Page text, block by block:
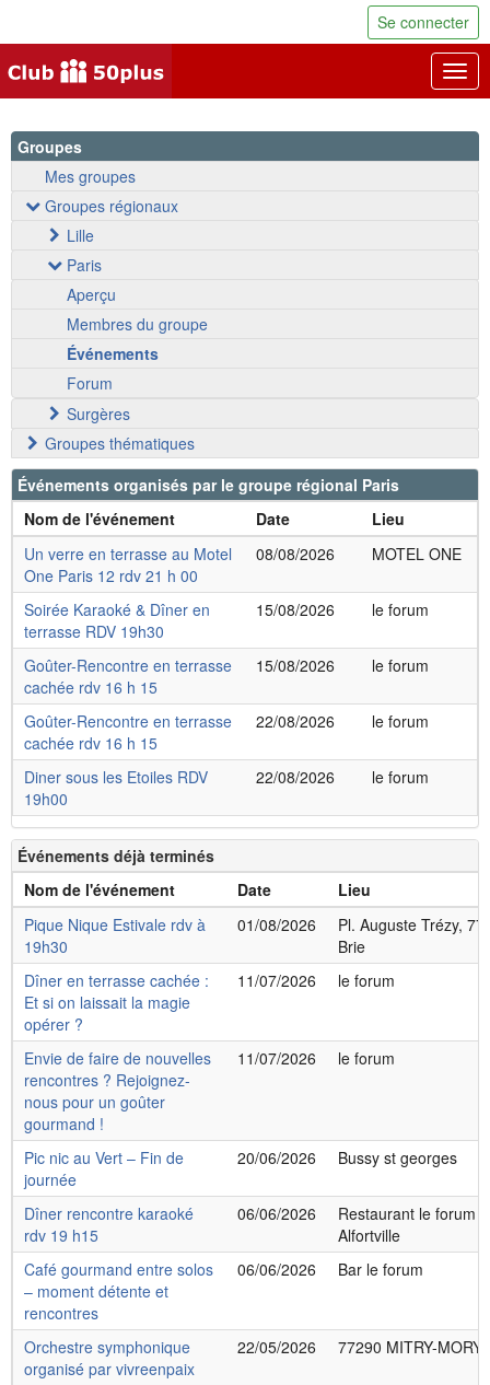
Se connecter
Groupes
Mes groupes
Groupes régionaux
Lille
Paris
Aperçu
Membres du groupe
Événements
Forum
Surgères
Groupes thématiques
Événements organisés par le groupe régional Paris
Nom de l'événement
Date
Lieu
Un verre en terrasse au Motel
One Paris 12 rdv 21 h 00
08/08/2026 MOTEL ONE
Soirée Karaoké & Dîner en
terrasse RDV 19h30
15/08/2026 le forum
Goûter-Rencontre en terrasse
cachée rdv 16 h 15
15/08/2026 le forum
Goûter-Rencontre en terrasse
cachée rdv 16 h 15
22/08/2026 le forum
Diner sous les Etoiles RDV
19h00
22/08/2026 le forum
Événements déjà terminés
Nom de l'événement
Date
Lieu
Pique Nique Estivale rdv à
19h30
01/08/2026
Pl. Auguste Trézy,
Brie
Dîner en terrasse cachée :
Et si on laissait la magie
opérer ?
11/07/2026 le forum
Envie de faire de nouvelles
rencontres ? Rejoignez-
nous pour un goûter
gourmand !
11/07/2026 le forum
Pic nic au Vert – Fin de
journée
20/06/2026 Bussy st georges
Dîner rencontre karaoké
rdv 19 h15
06/06/2026
Restaurant le forum
Alfortville
Café gourmand entre solos
– moment détente et
rencontres
06/06/2026 Bar le forum
Orchestre symphonique
organisé par vivreenpaix
22/05/2026 77290 MITRY-MORY